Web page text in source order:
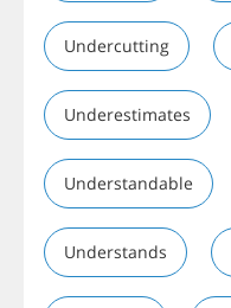
Undercutting
Underestimates
Understandable
Understands